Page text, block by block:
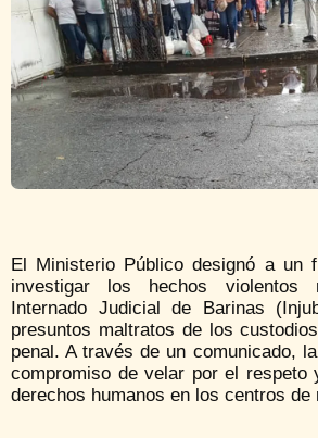
El Ministerio Público designó a un
investigar los hechos violentos
Internado Judicial de Barinas
presuntos maltratos de los
penal. A través de un comunicado,
compromiso de velar por el respeto
derechos humanos en los centros